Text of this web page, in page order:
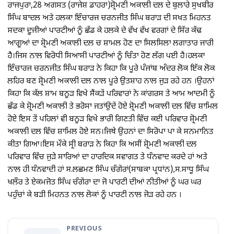
ਰਾਜਪੁਰਾ,28 ਅਗਸਤ (ਰਾਜੇਸ਼ ਡਾਹਰਾ)ਸ਼੍ਰੋਮਣੀ ਅਕਾਲੀ ਦਲ ਦੇ ਬੁਲਾਰੇ ਸੁਖਬੀਰ
ਸਿੰਘ ਬਾਦਲ ਅਤੇ ਹਲਕਾ ਇੰਚਾਰਜ ਚਰਨਜੀਤ ਸਿੰਘ ਬਰਾੜ ਦੀ ਸਖਤ ਮਿਹਨਤ
ਸਦਕਾ ਦੂਜੀਆਂ ਪਾਰਟੀਆਂ ਨੂੰ ਛੱਡ ਕੇ ਹਲਕੇ ਦੇ ਵੱਖ ਵੱਖ ਵਰਗਾਂ ਦੇ ਸਿੱਰ ਕੱਢ
ਆਗੂਆਂ ਦਾ ਸ਼੍ਰੋਮਣੀ ਅਕਾਲੀ ਦਲ ਚ ਸ਼ਾਮਲ ਹੋਣ ਦਾ ਸਿਲਸਿਲਾ ਲਗਾਤਾਰ ਜਾਰੀ
ਹੈ।ਜਿਸ ਨਾਲ ਵਿਰੋਧੀ ਸਿਆਸੀ ਪਾਰਟੀਆਂ ਨੂੰ ਚਿੰਤਾ ਹੋਣ ਲੱਗ ਪਈ ਹੈ।ਹਲਕਾ
ਇੰਚਾਰਜ ਚਰਨਜੀਤ ਸਿੰਘ ਬਰਾੜ ਨੇ ਕਿਹਾ ਕਿ ਪੂਰੇ ਪੰਜਾਂਬ ਅੰਦਰ ਲੋਕ ਇੱਕ ਲੋਕ
ਲਹਿਰ ਬਣ ਸ਼੍ਰੋਮਣੀ ਅਕਾਲੀ ਦਲ ਨਾਲ ਪੂਰੇ ਉਤਸ਼ਾਹ ਨਾਲ ਜੁੜ ਰਹੇ ਹਨ ।ਉਹਨਾਂ
ਕਿਹਾ ਕਿ ਕੱਲ ਸ਼ਾਮ ਬਨੂੜ ਵਿਖੇ ਸੈਂਕੜੇਂ ਪਰਿਵਾਰਾਂ ਨੇ ਕਾਂਗਰਸ ਤੇ ਆਮ ਆਦਮੀ ਨੂੰ
ਛੱਡ ਕੇ ਸ਼੍ਰੋਮਣੀ ਅਕਾਲੀ ਤੇ ਭਰੋਸਾ ਜਤਾਂਉਦੇਂ ਹੋਏ ਸ਼੍ਰੋਮਣੀ ਅਕਾਲੀ ਦਲ ਵਿੱਚ ਸ਼ਾਮਿਲ
ਹੋਏ ਇਸ ਤੋਂ ਪਹਿਲਾਂ ਵੀ ਬਨੂੜ ਵਿਖੇ ਭਾਰੀ ਗਿਣਤੀ ਵਿੱਚ ਕਈ ਪਰਿਵਾਰ ਸ਼੍ਰੋਮਣੀ
ਅਕਾਲੀ ਦਲ ਵਿੱਚ ਸ਼ਾਮਿਲ ਹੋਏ ਸਨ।ਜਿਥੇ ਉਹਨਾਂ ਦਾ ਸਿਰੋਪਾ ਪਾ ਕੇ ਸਨਮਾਨਿਤ
ਕੀਤਾ ਗਿਆ।ਇਸ ਮੌਕੇ ਸ੍ਰੀ ਬਰਾੜ ਨੇ ਕਿਹਾ ਕਿ ਅਸੀਂ ਸ਼੍ਰੋਮਣੀ ਅਕਾਲੀ ਦਲ
ਪਰਿਵਾਰ ਵਿੱਚ ਜੁੜੇ ਸਾਰਿਆਂ ਦਾ ਹਾਰਦਿਕ ਸਵਾਗਤ ਤੇ ਧੰਨਵਾਦ ਕਰਦੇ ਹਾਂ ਅਤੇ
ਨਾਲ ਹੀ ਧੰਨਵਾਦੀ ਹਾਂ ਸ.ਲਛਮਣ ਸਿੰਘ ਚੰਗੇਂਰਾਂ(ਸਾਬਕਾ ਪ੍ਰਧਾਂਨ),ਸ.ਸਾਧੂ ਸਿੰਘ
ਖਲੌਰ ਤੇ ਏਕਮਜੋਤ ਸਿੰਘ ਚੰਗੇਂਰਾ ਦਾ ਜੋ ਪਾਰਟੀ ਦੀਆਂ ਨੀਤੀਆਂ ਨੂੰ ਘਰ ਘਰ
ਪਹੁੰਚਾਂ ਕੇ ਬੜੀ ਮਿਹਨਤ ਨਾਲ ਲੋਕਾਂ ਨੂੰ ਪਾਰਟੀ ਨਾਲ ਜੋੜ ਰਹੇ ਹਨ ।
PREVIOUS